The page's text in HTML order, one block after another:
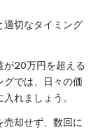
適切なタイミング
が20万円を超える
では、日々の価
れましょう。
売却せず、数回に